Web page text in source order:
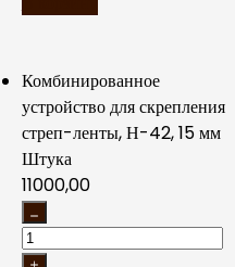
Комбинированное
устройство для скрепления
стреп-ленты, Н-42, 15 мм
Штука
11000,00